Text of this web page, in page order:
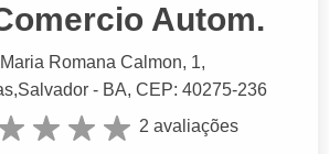
Autom.
Romana Calmon, 1,
Salvador - BA, CEP: 40275-236
2 avaliações